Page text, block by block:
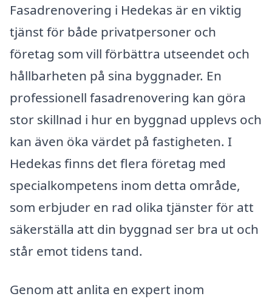
Fasadrenovering i Hedekas är en viktig
tjänst för både privatpersoner och
företag som vill förbättra utseendet och
hållbarheten på sina byggnader. En
professionell fasadrenovering kan göra
stor skillnad i hur en byggnad upplevs och
kan även öka värdet på fastigheten. I
Hedekas finns det flera företag med
specialkompetens inom detta område,
som erbjuder en rad olika tjänster för att
säkerställa att din byggnad ser bra ut och
står emot tidens tand.
Genom att anlita en expert inom